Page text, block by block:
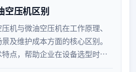
空压机区别
机与微油空压机在工作原理、
及维护成本方面的核心区别。
点，帮助企业在设备选型时明